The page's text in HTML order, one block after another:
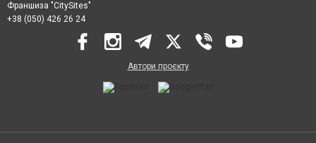
Франшиза "CitySites"
+38 (050) 426 26 24
Автори проєкту